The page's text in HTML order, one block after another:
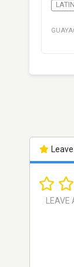
LATIN